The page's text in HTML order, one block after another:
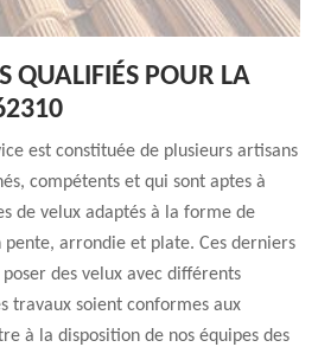
QUALIFIÉS POUR LA
est constituée de plusieurs artisans
compétents et qui sont aptes à
de velux adaptés à la forme de
pente, arrondie et plate. Ces derniers
des velux avec différents
travaux soient conformes aux
à la disposition de nos équipes des